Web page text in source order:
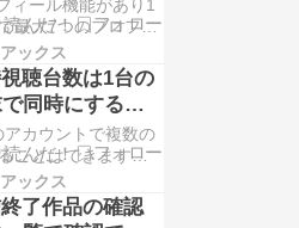
VODマニアックス
ィール機能があり1
最大7つのプロフィ
す。 家族で利用す
ロフィールを作成
Paraviを利用するこ
& ... Copyright ©
ックス All Righ…
ックス
聴台数は1台の
同時にする方
カウントで複数の
ことはできます
のみであり、同時
。 ただ家族などで
いると同時に視聴し
ックス
了作品の確認